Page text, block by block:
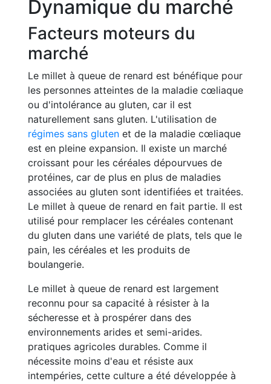
Dynamique du marché
Facteurs moteurs du
marché
Le millet à queue de renard est bénéfique pour
les personnes atteintes de la maladie cœliaque
ou d'intolérance au gluten, car il est
naturellement sans gluten. L'utilisation de
régimes sans gluten et de la maladie cœliaque
est en pleine expansion. Il existe un marché
croissant pour les céréales dépourvues de
protéines, car de plus en plus de maladies
associées au gluten sont identifiées et traitées.
Le millet à queue de renard en fait partie. Il est
utilisé pour remplacer les céréales contenant
du gluten dans une variété de plats, tels que le
pain, les céréales et les produits de
boulangerie.
Le millet à queue de renard est largement
reconnu pour sa capacité à résister à la
sécheresse et à prospérer dans des
environnements arides et semi-arides.
pratiques agricoles durables. Comme il
nécessite moins d'eau et résiste aux
intempéries, cette culture a été développée à